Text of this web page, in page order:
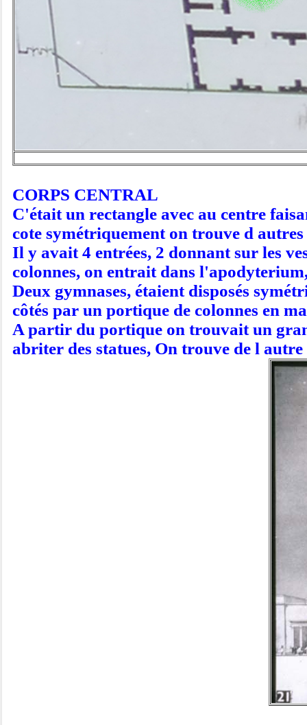
CORPS CENTRAL
C'était un rectangle avec au centre
cote symétriquement on trouve d autres
Il y avait 4 entrées, 2 donnant sur les
colonnes, on entrait dans
Deux gymnases, étaient disposés
côtés par un portique de colonnes en
A partir du portique on trouvait un
abriter des statues, On trouve de l autre